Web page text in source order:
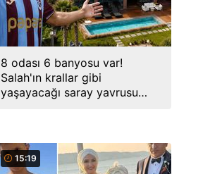
8 odası 6 banyosu var!
Salah'ın krallar gibi
yaşayacağı saray yavrusu
15:19